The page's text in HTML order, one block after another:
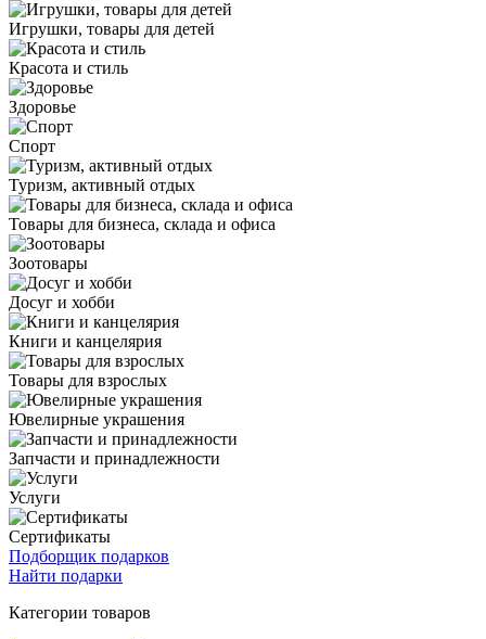
Игрушки, товары для детей
Красота и стиль
Здоровье
Спорт
Туризм, активный отдых
Товары для бизнеса, склада и офиса
Зоотовары
Досуг и хобби
Книги и канцелярия
Товары для взрослых
Ювелирные украшения
Запчасти и принадлежности
Услуги
Сертификаты
Подборщик подарков
Найти подарки
Категории товаров